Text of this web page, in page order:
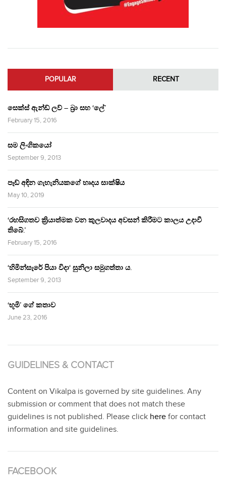
POPULAR RECENT
සෙක්ස් ඇන්ඩ් ලව් – බ්‍රා සහ ‘ලේ’
February 15, 2016
සම ලිංගිකයෝ
September 9, 2013
පෑඩ් අඳින ගැහැනියකගේ හෘදය සාක්ෂිය
May 10, 2019
‘රහසිගතව ක්‍රියාත්මක වන කුලවාදය අවසන් කිරීමට කාලය උදාවී
තිබේ.’
February 15, 2016
‘හිමින්සැරේ පියා විදා‘ සුනිලා සමුගත්තා ය.
September 9, 2013
‘භූමි’ ගේ කතාව
June 23, 2016
GUIDELINES & CONTACT
Content on Vikalpa is governed by site guidelines. Any
submission or comment that does not match these
guidelines is not published. Please click here for contact
information and site guidelines.
FACEBOOK